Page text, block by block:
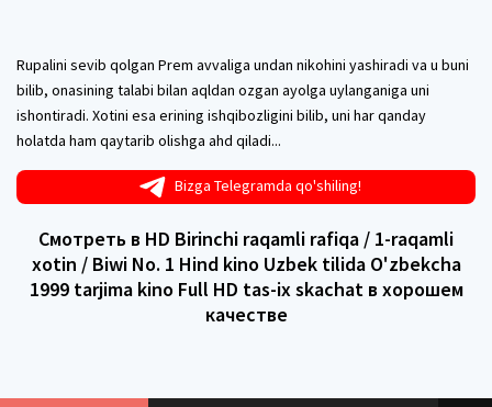
Rupalini sevib qolgan Prem avvaliga undan nikohini yashiradi va u buni
bilib, onasining talabi bilan aqldan ozgan ayolga uylanganiga uni
ishontiradi. Xotini esa erining ishqibozligini bilib, uni har qanday
holatda ham qaytarib olishga ahd qiladi...
Bizga Telegramda qo'shiling!
Смотреть в HD Birinchi raqamli rafiqa / 1-raqamli
xotin / Biwi No. 1 Hind kino Uzbek tilida O'zbekcha
1999 tarjima kino Full HD tas-ix skachat в хорошем
качестве